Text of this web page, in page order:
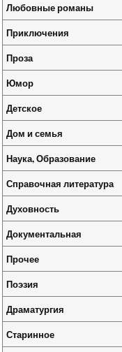
Любовные романы
Приключения
Проза
Юмор
Детское
Дом и семья
Наука, Образование
Справочная литература
Духовность
Документальная
Прочее
Поэзия
Драматургия
Старинное